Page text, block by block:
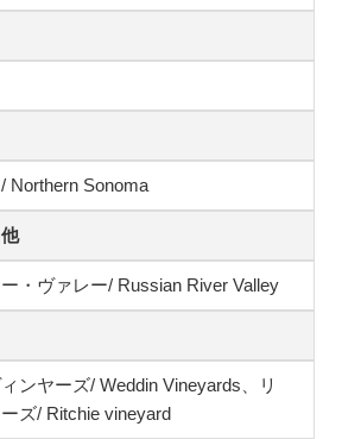
Northern Sonoma
・ヴァレー/ Russian River Valley
ンヤーズ/ Weddin Vineyards、リ
ズ/ Ritchie vineyard